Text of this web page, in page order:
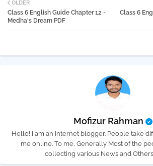
tter atsa
Class 6
OLDER
Class 6 English Guide Chapter 12 -
Medha's Dream PDF
Mofizur Rahman
Hello! I am an internet blogger. People take
me online. To me, Generally Most of the
collecting various News and